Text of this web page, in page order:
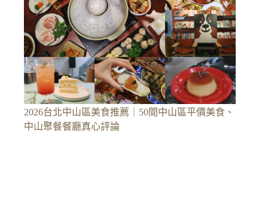
2026台北中山區美食推薦｜50間中山區平價美食、
中山聚餐餐廳真心評論